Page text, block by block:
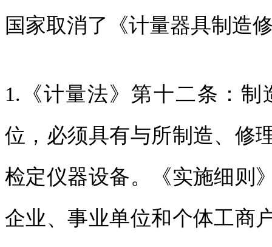
国家取消了《计量器具制造
1.《计量法》第十二条：
位，必须具有与所制造、修
检定仪器设备。《实施细则
企业、事业单位和个体工商